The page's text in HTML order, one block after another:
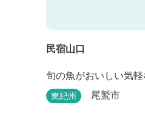
民宿山口
旬の魚がおいしい気軽
東紀州 尾鷲市